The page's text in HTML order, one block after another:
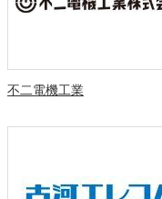
不二電機工業